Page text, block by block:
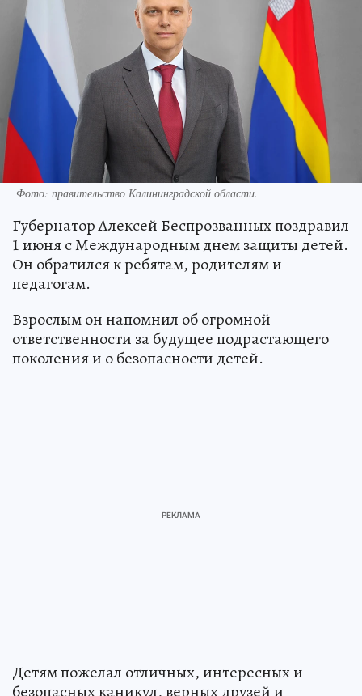
Фото: правительство Калининградской области.
Губернатор Алексей Беспрозванных поздравил
1 июня с Международным днем защиты детей.
Он обратился к ребятам, родителям и
педагогам.
Взрослым он напомнил об огромной
ответственности за будущее подрастающего
поколения и о безопасности детей.
Детям пожелал отличных, интересных и